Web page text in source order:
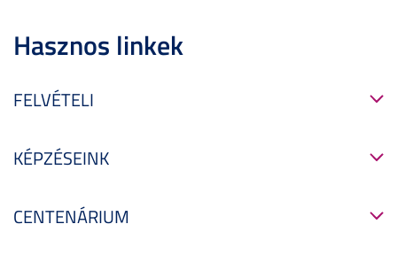
Hasznos linkek
FELVÉTELI
KÉPZÉSEINK
CENTENÁRIUM